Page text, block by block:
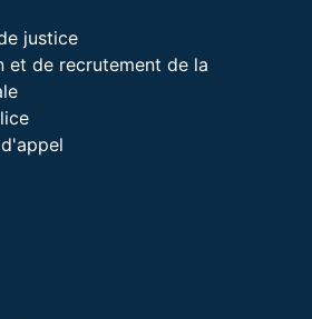
justice
et de recrutement de la